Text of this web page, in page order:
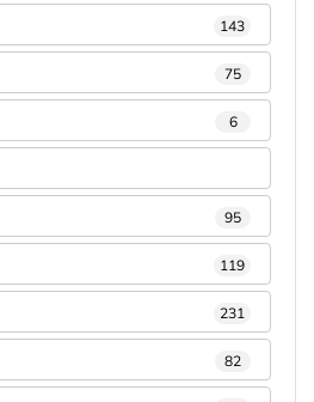
143
75
6
95
119
231
82